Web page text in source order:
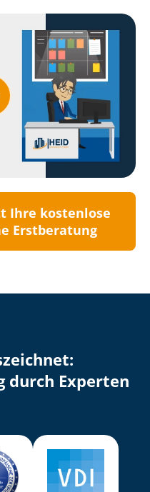
Ihre kostenlose
Erstberatung
durch Experten